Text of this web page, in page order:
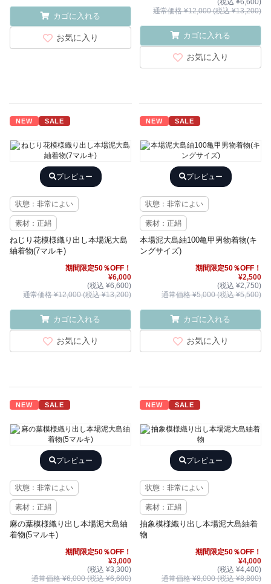
カゴに入れる
お気に入り
(税込 ¥6,600)
通常価格 ¥12,000 (税込 ¥13,200)
カゴに入れる
お気に入り
NEW SALE
プレビュー
状態：非常によい
素材：正絹
ねじり花模様織り出し本場泥大島
紬着物(7マルキ)
期間限定50％OFF！
¥6,000
(税込 ¥6,600)
通常価格 ¥12,000 (税込 ¥13,200)
カゴに入れる
お気に入り
NEW SALE
プレビュー
状態：非常によい
素材：正絹
本場泥大島紬100亀甲男物着物(キ
ングサイズ)
期間限定50％OFF！
¥2,500
(税込 ¥2,750)
通常価格 ¥5,000 (税込 ¥5,500)
カゴに入れる
お気に入り
NEW SALE
プレビュー
状態：非常によい
素材：正絹
麻の葉模様織り出し本場泥大島紬
着物(5マルキ)
期間限定50％OFF！
¥3,000
(税込 ¥3,300)
通常価格 ¥6,000 (税込 ¥6,600)
NEW SALE
プレビュー
状態：非常によい
素材：正絹
抽象模様織り出し本場泥大島紬着
物
期間限定50％OFF！
¥4,000
(税込 ¥4,400)
通常価格 ¥8,000 (税込 ¥8,800)